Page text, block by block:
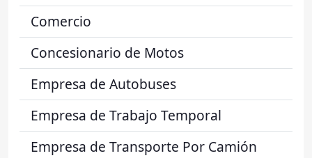
Comercio
Concesionario de Motos
Empresa de Autobuses
Empresa de Trabajo Temporal
Empresa de Transporte Por Camión